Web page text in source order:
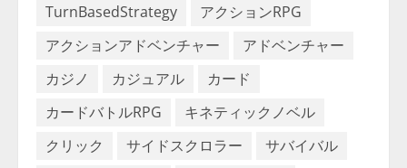
TurnBasedStrategy
アクションRPG
アクションアドベンチャー
アドベンチャー
カジノ
カジュアル
カード
カードバトルRPG
キネティックノベル
クリック
サイドスクロラー
サバイバル